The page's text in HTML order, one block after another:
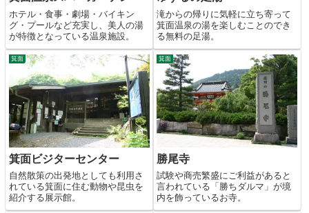
ホテル・食事・劇場・バイキン
グ・プールなど充実し、美人の湯
が特徴となっている温泉施設。
滝からの帰りに気軽に立ち寄って
箕面温泉の湯を楽しむことのでき
る無料の足湯。
箕面
箕面ビジターセンター
自然散策の出発地としても利用さ
れている箕面に住む動物や昆虫を
紹介する展示館。
箕面
勝尾寺
試験や商売繁盛にご利益があると
言われている「勝ちダルマ」が境
内を飾っているお寺。